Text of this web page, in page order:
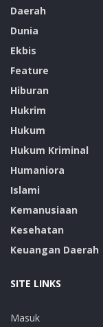
Daerah
Dunia
Ekbis
Feature
Hiburan
Hukrim
Hukum
Hukum Kriminal
Humaniora
Islami
Kemanusiaan
Kesehatan
Keuangan Daerah
SITE LINKS
Masuk